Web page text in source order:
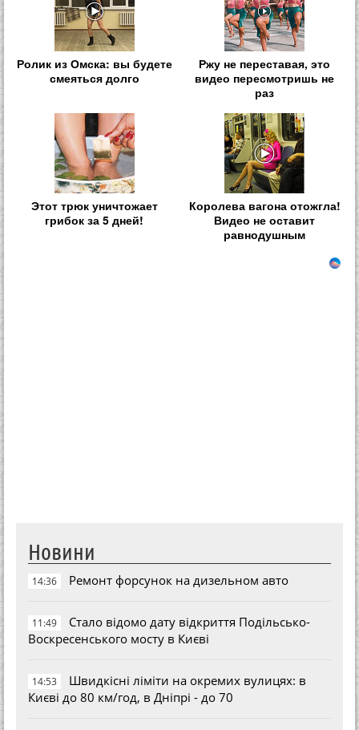
Ролик из Омска: вы будете
смеяться долго
Ржу не переставая, это
видео пересмотришь не
раз
Этот трюк уничтожает
грибок за 5 дней!
Королева вагона отожгла!
Видео не оставит
равнодушным
Новини
14:36 Ремонт форсунок на дизельном авто
11:49
Стало відомо дату відкриття Подільсько-
Воскресенського мосту в Києві
14:53
Швидкісні ліміти на окремих вулицях: в
Києві до 80 км/год, в Дніпрі - до 70